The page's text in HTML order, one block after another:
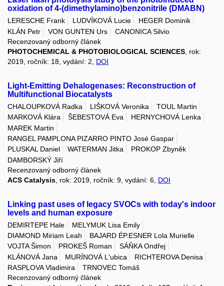
oxidation of 4-(dimethylamino)benzonitrile (DMABN)
LERESCHE Frank LUDVÍKOVÁ Lucie
HEGER Dominik
KLÁN Petr
VON GUNTEN Urs
CANONICA Silvio
Recenzovaný odborný článek
PHOTOCHEMICAL & PHOTOBIOLOGICAL SCIENCES , rok:
2019, ročník: 18, vydání: 2, DOI
Light-Emitting Dehalogenases: Reconstruction of
Multifunctional Biocatalysts
CHALOUPKOVÁ Radka LIŠKOVÁ Veronika
TOUL Martin
MARKOVÁ Klára
ŠEBESTOVÁ Eva
HERNYCHOVÁ Lenka
MAREK Martin
RANGEL PAMPLONA PIZARRO PINTO José Gaspar
PLUSKAL Daniel
WATERMAN Jitka
PROKOP Zbyněk
DAMBORSKÝ Jiří
Recenzovaný odborný článek
ACS Catalysis , rok: 2019, ročník: 9, vydání: 6, DOI
Linking past uses of legacy SVOCs with today's indoor
levels and human exposure
DEMIRTEPE Hale
MELYMUK Lisa Emily
DIAMOND Miriam Leah
BAJARD ÉP.ESNER Lola Murielle
VOJTA Šimon
PROKEŠ Roman
SÁŇKA Ondřej
KLÁNOVÁ Jana
MURÍNOVÁ L'ubica
RICHTEROVA Denisa
RASPLOVA Vladimira
TRNOVEC Tomáš
Recenzovaný odborný článek